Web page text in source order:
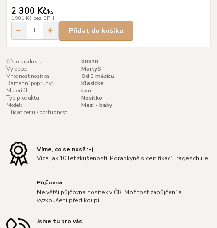
2 300 Kč/ks
1 901 Kč bez DPH
Přidat do košíku
Číslo produktu:
08828
Výrobce:
MartyS
Vhodnost nosítka:
Od 3 měsíců
Ramenní popruhy:
Klasické
Materiál:
Len
Typ produktu:
Nosítko
Model:
Mezi - baby
Hlídat cenu / dostupnost
Víme, co se nosí! :-)
Více jak 10 let zkušeností. Poradkyně s certifikací Trageschule.
Půjčovna
Největší půjčovna nosítek v ČR. Možnost zapůjčení a
vyzkoušení před koupí.
Jsme tu pro vás